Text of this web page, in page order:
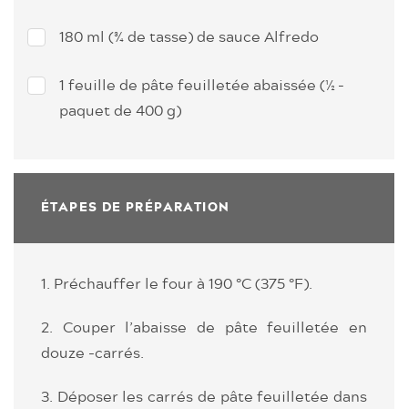
180 ml (¾ de tasse) de sauce Alfredo
1 feuille de pâte feuilletée abaissée (½ -
paquet de 400 g)
ÉTAPES DE PRÉPARATION
1. Préchauffer le four à 190 °C (375 °F).
2. Couper l’abaisse de pâte feuilletée en
douze -carrés.
3. Déposer les carrés de pâte feuilletée dans